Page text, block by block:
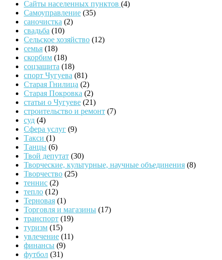
Сайты населенных пунктов (4)
Самоуправление (35)
саночистка (2)
свадьба (10)
Сельское хозяйство (12)
семья (18)
скорбим (18)
соцзащита (18)
спорт Чугуева (81)
Старая Гнилица (2)
Старая Покровка (2)
статьи о Чугуеве (21)
строительство и ремонт (7)
суд (4)
Сфера услуг (9)
Такси (1)
Танцы (6)
Твой депутат (30)
Творческие, культурные, научные объединения (8)
Творчество (25)
теннис (2)
тепло (12)
Терновая (1)
Торговля и магазины (17)
транспорт (19)
туризм (15)
увлечение (11)
финансы (9)
футбол (31)